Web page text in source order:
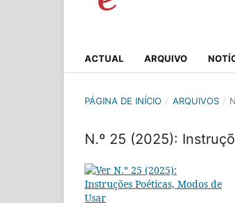
ACTUAL ARQUIVO
PÁGINA DE INÍCIO / ARQUIVOS /
N.º 25 (2025):